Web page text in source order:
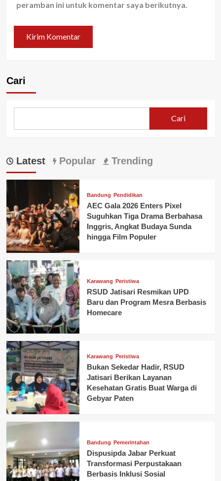
peramban ini untuk komentar saya berikutnya.
Cari
Cari
Latest Popular Trending
Bandung Pendidikan
AEC Gala 2026 Enters Pixel
Suguhkan Tiga Drama Berbahasa
Inggris, Angkat Budaya Sunda
hingga Film Populer
Karawang Peristiwa
RSUD Jatisari Resmikan UPD
Baru dan Program Mesra Berbasis
Homecare
Karawang Peristiwa
Bukan Sekedar Hadir, RSUD
Jatisari Berikan Layanan
Kesehatan Gratis Buat Warga di
Gebyar Paten
Bandung Pemerintahan
Dispusipda Jabar Perkuat
Transformasi Perpustakaan
Berbasis Inklusi Sosial